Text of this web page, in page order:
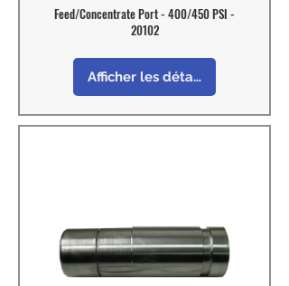
Feed/Concentrate Port - 400/450 PSI -
20102
Afficher les détails